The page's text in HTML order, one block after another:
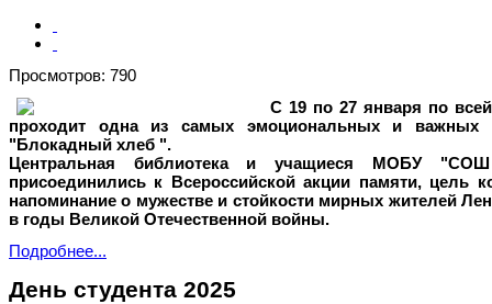
Просмотров: 790
С 19 по 27 января по
проходит одна из самых эмоциональных и важных
"Блокадный хлеб ".
Центральная библиотека и учащиеся МОБУ
присоединились к Всероссийской акции памяти, цель
напоминание о мужестве и стойкости мирных жителей
в годы Великой Отечественной войны.
Подробнее...
День студента 2025